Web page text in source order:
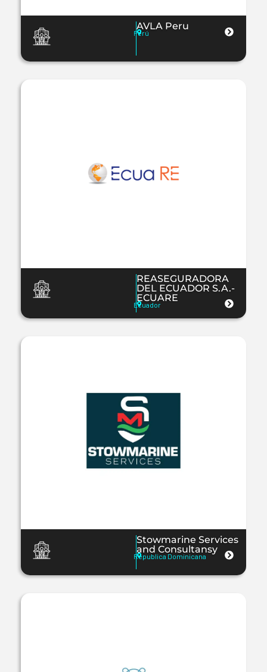
AVLA Peru
Perú
REASEGURADORA
DEL ECUADOR S.A.-
ECUARE
Ecuador
Stowmarine Services
and Consultansy
Republica Dominicana